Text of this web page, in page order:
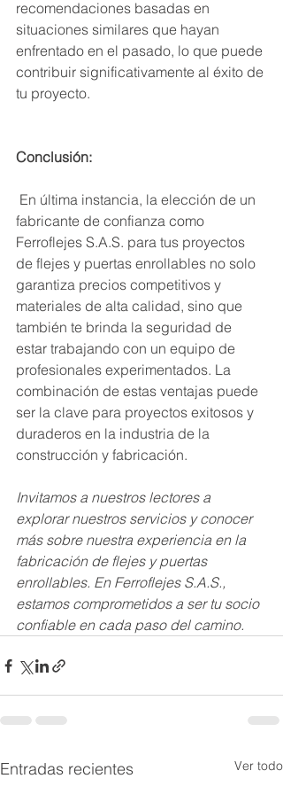
recomendaciones basadas en
situaciones similares que hayan
enfrentado en el pasado, lo que puede
contribuir significativamente al éxito de
tu proyecto.
Conclusión:
fabricante de confianza como
Ferroflejes S.A.S. para tus proyectos
de flejes y puertas enrollables no solo
garantiza precios competitivos y
materiales de alta calidad, sino que
también te brinda la seguridad de
estar trabajando con un equipo de
profesionales experimentados. La
combinación de estas ventajas puede
ser la clave para proyectos exitosos y
duraderos en la industria de la
construcción y fabricación.
Invitamos a nuestros lectores a
explorar nuestros servicios y conocer
más sobre nuestra experiencia en la
fabricación de flejes y puertas
enrollables. En Ferroflejes S.A.S.,
estamos comprometidos a ser tu socio
confiable en cada paso del camino.
Entradas recientes Ver todo